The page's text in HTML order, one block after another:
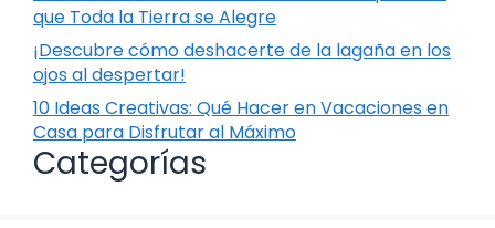
que Toda la Tierra se Alegre
¡Descubre cómo deshacerte de la lagaña en los
ojos al despertar!
10 Ideas Creativas: Qué Hacer en Vacaciones en
Casa para Disfrutar al Máximo
Categorías